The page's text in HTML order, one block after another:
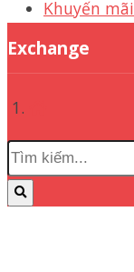
Khuyến mãi
Exchange